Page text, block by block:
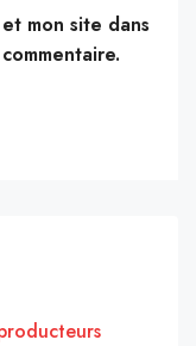
mon site dans